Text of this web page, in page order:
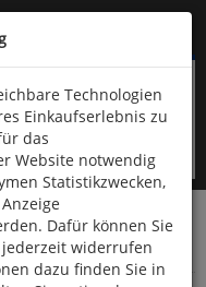
& Wandern
Technologien
Einkaufserlebnis zu
das
Website notwendig
Statistikzwecken,
Dafür können Sie
widerrufen
dazu finden Sie in